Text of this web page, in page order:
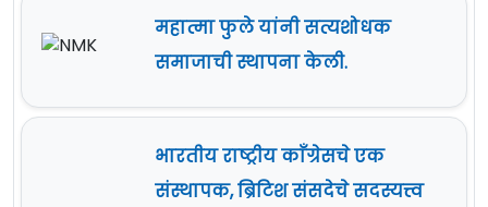
महात्मा फुले यांनी सत्यशोधक
समाजाची स्थापना केली.
भारतीय राष्ट्रीय काँग्रेसचे एक
संस्थापक, ब्रिटिश संसदेचे सदस्यत्त्व